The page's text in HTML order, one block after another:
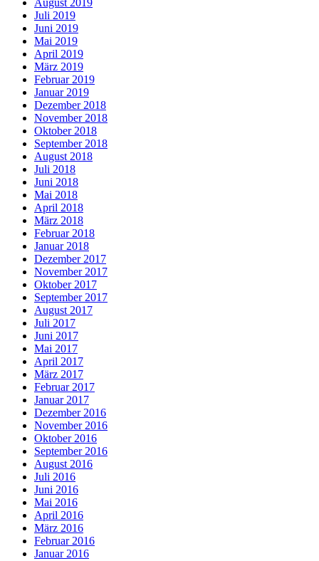
August 2019
Juli 2019
Juni 2019
Mai 2019
April 2019
März 2019
Februar 2019
Januar 2019
Dezember 2018
November 2018
Oktober 2018
September 2018
August 2018
Juli 2018
Juni 2018
Mai 2018
April 2018
März 2018
Februar 2018
Januar 2018
Dezember 2017
November 2017
Oktober 2017
September 2017
August 2017
Juli 2017
Juni 2017
Mai 2017
April 2017
März 2017
Februar 2017
Januar 2017
Dezember 2016
November 2016
Oktober 2016
September 2016
August 2016
Juli 2016
Juni 2016
Mai 2016
April 2016
März 2016
Februar 2016
Januar 2016